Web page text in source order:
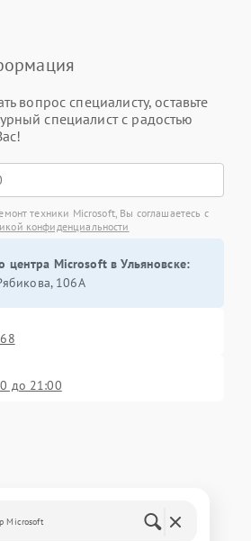
вопрос специалисту, оставьте
специалист с радостью
техники Microsoft, Вы соглашаетесь с
конфиденциальности
центра Microsoft в Ульяновске:
106А
до 21:00
Microsoft